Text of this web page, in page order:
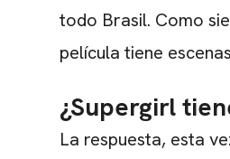
todo Brasil. Como
película tiene
¿Supergirl
La respuesta, esta